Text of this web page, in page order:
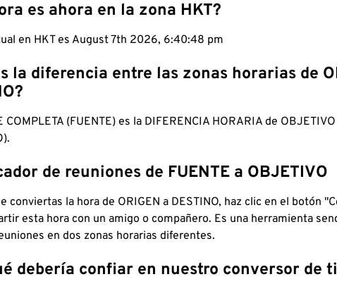
es ahora en la zona HKT?
en HKT es August 7th 2026, 6:40:49 pm
la diferencia entre las zonas horarias de
COMPLETA (FUENTE) es la DIFERENCIA HORARIA de
de reuniones de FUENTE a OBJETIVO
conviertas la hora de ORIGEN a DESTINO, haz clic en el botón
esta hora con un amigo o compañero. Es una herramienta
en dos zonas horarias diferentes.
debería confiar en nuestro conversor de